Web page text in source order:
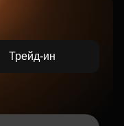
Трейд-ин